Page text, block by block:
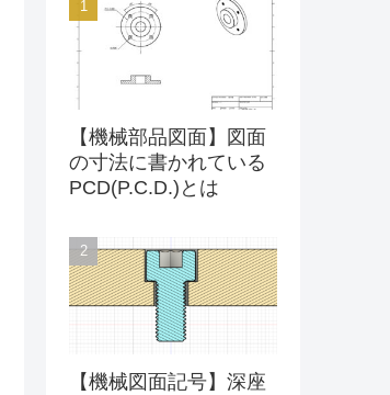
【機械部品図面】図面
の寸法に書かれている
PCD(P.C.D.)とは
【機械図面記号】深座